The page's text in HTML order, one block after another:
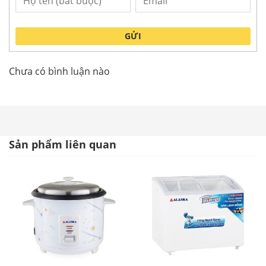
Tính năng nổi bật của Quạt chắn gió
Sử dụng quạt chắn (cắt) gió giúp ngăn chặn tối đa
việc thất thoát hơi lạnh ra bên ngoài. Sử dụng quạt
chắn gió giúp bạn tiết kiệm chi phí tiền điện vì máy
lạnh của bạn không phải hoạt động liên tục do hơi
lạnh bị thất thoát ra ngoài. Nó cũng giúp cho máy
GỬI
Chưa có bình luận nào
Sản phẩm liên quan